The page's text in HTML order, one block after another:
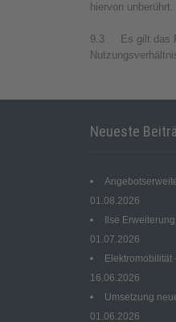
hiervon unberührt.
9.3 Es gilt das
Neueste
01.08.2026
Ilse
01.07.2026
Elektromobilität
16.06.2026
Umsetzung
01.06.2026